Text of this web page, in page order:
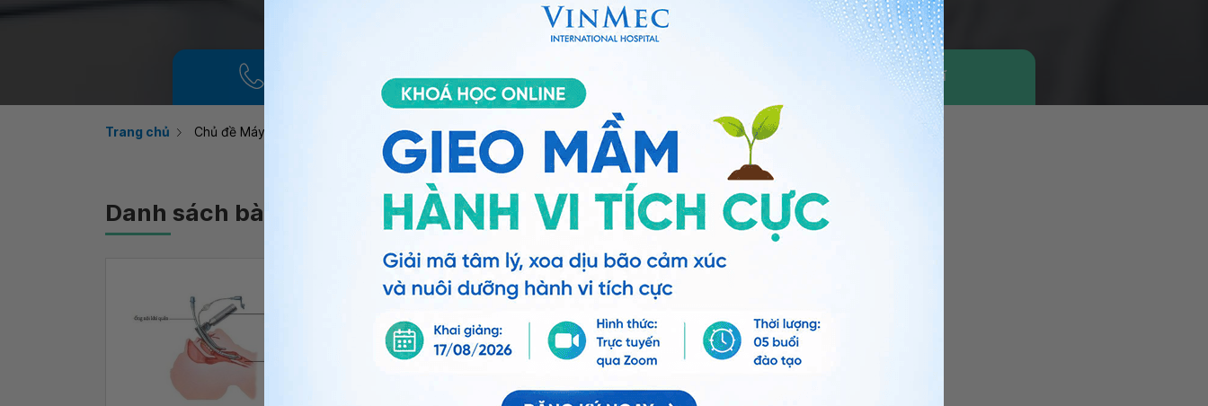
Gọi điện tổng đài Tìm bác sĩ
Trang chủ Chủ đề Máy thở nội khí quản
Danh sách bài viết